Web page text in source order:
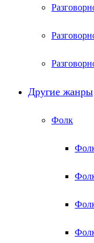
Другие жанры
Фолк